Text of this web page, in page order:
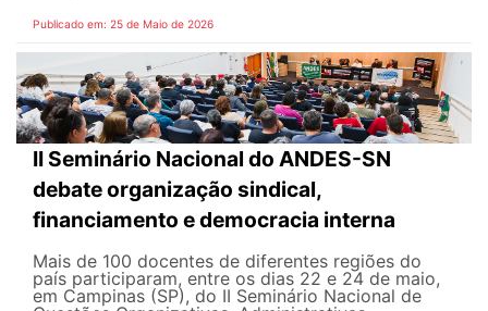
Publicado em: 25 de Maio de 2026
II Seminário Nacional do ANDES-SN
debate organização sindical,
financiamento e democracia interna
Mais de 100 docentes de diferentes regiões do
país participaram, entre os dias 22 e 24 de maio,
em Campinas (SP), do II Seminário Nacional de